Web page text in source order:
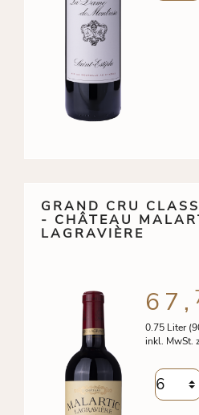
GRAND CRU
- CHÂTEAU
LAGRAVIÈRE
0.75 Liter
inkl. MwSt.
67,